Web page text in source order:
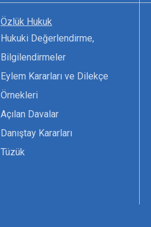
Özlük Hukuk
Hukuki Değerlendirme,
Bilgilendirmeler
Eylem Kararları ve Dilekçe
Örnekleri
Açılan Davalar
Danıştay Kararları
Tüzük